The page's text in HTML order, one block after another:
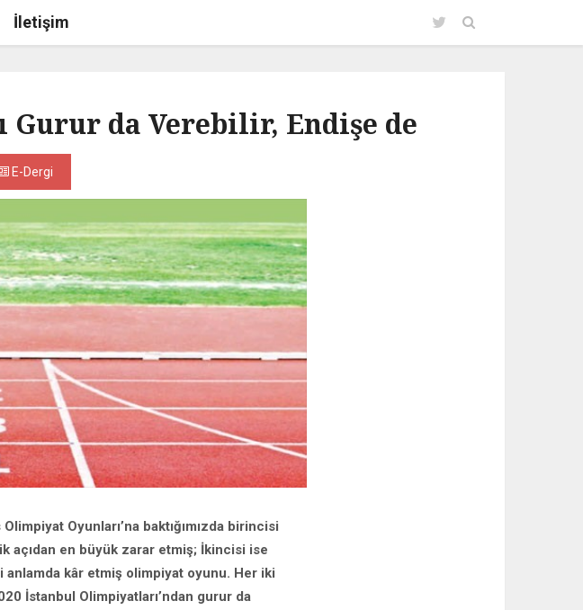
İletişim
da Verebilir, Endişe de
E-Dergi
Oyunları’na baktığımızda birincisi
açıdan en büyük zarar etmiş; İkincisi ise
kâr etmiş olimpiyat oyunu. Her iki
İstanbul Olimpiyatları’ndan gurur da